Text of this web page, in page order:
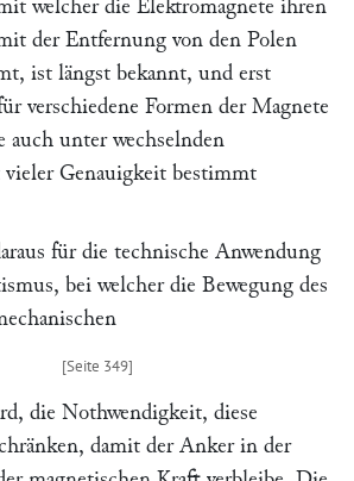
welcher die Elektromagnete ihren
der Entfernung von den Polen
ist längst bekannt, und erst
verschiedene Formen der Magnete
auch unter wechselnden
Genauigkeit bestimmt
für die technische Anwendung
bei welcher die Bewegung des
die Nothwendigkeit, diese
damit der Anker in der